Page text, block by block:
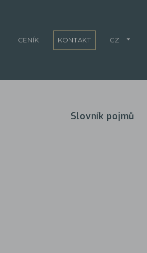
Slovník pojmů
CENÍK KONTAKT CZ